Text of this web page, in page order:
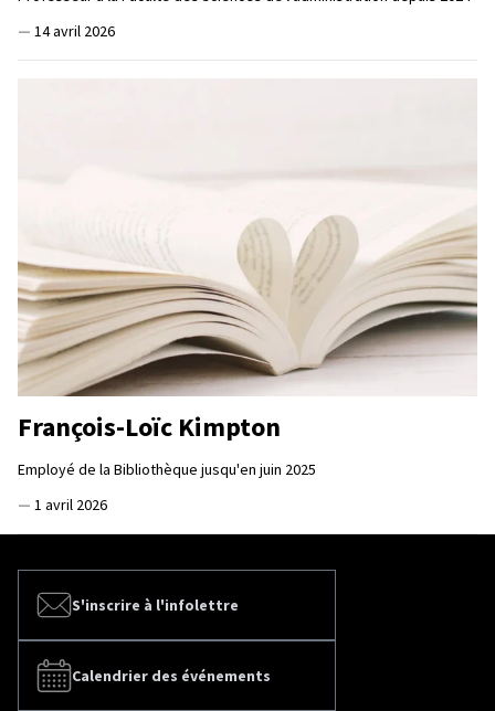
— 14 avril 2026
François-Loïc Kimpton
Employé de la Bibliothèque jusqu'en juin 2025
— 1 avril 2026
S'inscrire à l'infolettre
Calendrier des événements